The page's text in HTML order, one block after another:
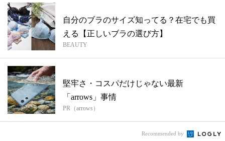
自分のブラのサイズ知ってる？在宅でも買
える【正しいブラの選び方】
BEAUTY
堅牢さ・コスパだけじゃない最新
「arrows」事情
PR（arrows）
Recommended by